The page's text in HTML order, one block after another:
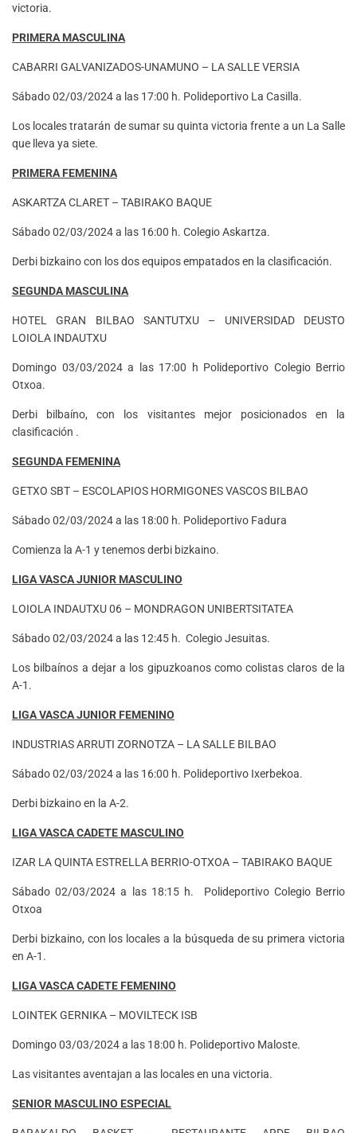
victoria.
PRIMERA MASCULINA
CABARRI GALVANIZADOS-UNAMUNO – LA SALLE VERSIA
Sábado 02/03/2024 a las 17:00 h. Polideportivo La Casilla.
Los locales tratarán de sumar su quinta victoria frente a un La Salle
que lleva ya siete.
PRIMERA FEMENINA
ASKARTZA CLARET – TABIRAKO BAQUE
Sábado 02/03/2024 a las 16:00 h. Colegio Askartza.
Derbi bizkaino con los dos equipos empatados en la clasificación.
SEGUNDA MASCULINA
HOTEL GRAN BILBAO SANTUTXU – UNIVERSIDAD DEUSTO
LOIOLA INDAUTXU
Domingo 03/03/2024 a las 17:00 h Polideportivo Colegio Berrio
Otxoa.
Derbi bilbaíno, con los visitantes mejor posicionados en la
clasificación .
SEGUNDA FEMENINA
GETXO SBT – ESCOLAPIOS HORMIGONES VASCOS BILBAO
Sábado 02/03/2024 a las 18:00 h. Polideportivo Fadura
Comienza la A-1 y tenemos derbi bizkaino.
LIGA VASCA JUNIOR MASCULINO
LOIOLA INDAUTXU 06 – MONDRAGON UNIBERTSITATEA
Sábado 02/03/2024 a las 12:45 h. Colegio Jesuitas.
Los bilbaínos a dejar a los gipuzkoanos como colistas claros de la
A-1.
LIGA VASCA JUNIOR FEMENINO
INDUSTRIAS ARRUTI ZORNOTZA – LA SALLE BILBAO
Sábado 02/03/2024 a las 16:00 h. Polideportivo Ixerbekoa.
Derbi bizkaino en la A-2.
LIGA VASCA CADETE MASCULINO
IZAR LA QUINTA ESTRELLA BERRIO-OTXOA – TABIRAKO BAQUE
Sábado 02/03/2024 a las 18:15 h. Polideportivo Colegio Berrio
Otxoa
Derbi bizkaino, con los locales a la búsqueda de su primera victoria
en A-1.
LIGA VASCA CADETE FEMENINO
LOINTEK GERNIKA – MOVILTECK ISB
Domingo 03/03/2024 a las 18:00 h. Polideportivo Maloste.
Las visitantes aventajan a las locales en una victoria.
SENIOR MASCULINO ESPECIAL